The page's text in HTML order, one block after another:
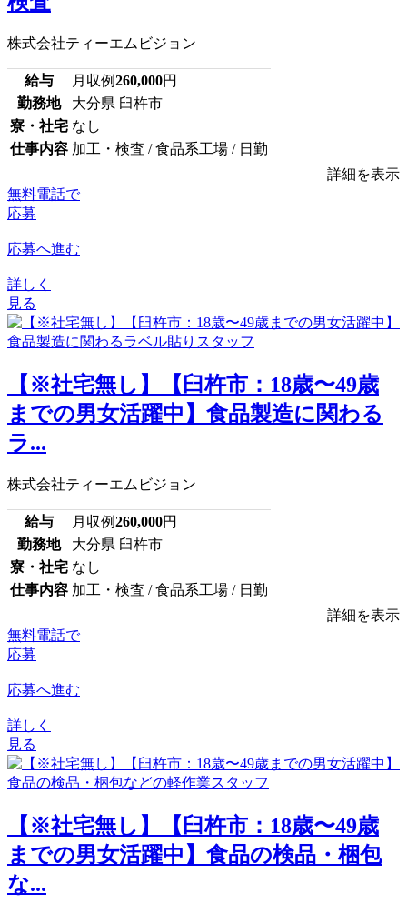
株式会社ティーエムビジョン
給与 月収例260,000円
勤務地
大分県 臼杵市
寮・社宅 なし
仕事内容 加工・検査 / 食品系工場 / 日勤
詳細を表示
無料電話で
応募
応募へ進む
詳しく
見る
【※社宅無し】【臼杵市：18歳〜49歳
までの男女活躍中】食品製造に関わる
ラ...
株式会社ティーエムビジョン
給与 月収例260,000円
勤務地
大分県 臼杵市
寮・社宅 なし
仕事内容 加工・検査 / 食品系工場 / 日勤
詳細を表示
無料電話で
応募
応募へ進む
詳しく
見る
【※社宅無し】【臼杵市：18歳〜49歳
までの男女活躍中】食品の検品・梱包
な...